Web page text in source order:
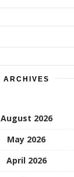
ARCHIVES
August 2026
May 2026
April 2026